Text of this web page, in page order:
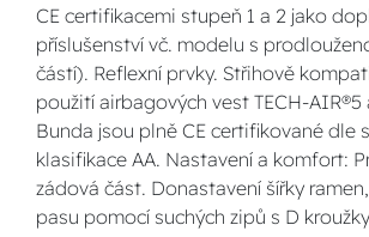
CE certifikacemi stupeň 1 a 2 jako
příslušenství vč. modelu s
částí). Reflexní prvky. Střihově
použití airbagových vest TECH-AIR®5
Bunda jsou plně CE certifikované dle
klasifikace AA. Nastavení a komfort:
zádová část. Donastavení šířky
pasu pomocí suchých zipů s D